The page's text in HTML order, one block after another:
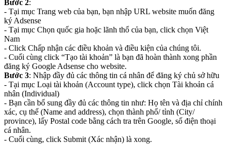
Bước 2:
- Tại mục Trang web của bạn, bạn nhập URL website muốn đăng
ký Adsense
- Tại mục Chọn quốc gia hoặc lãnh thổ của bạn, click chọn Việt
Nam
- Click Chấp nhận các điều khoản và điều kiện của chúng tôi.
- Cuối cùng click “Tạo tài khoản” là bạn đã hoàn thành xong phần
đăng ký Google Adsense cho website.
Bước 3: Nhập đầy đủ các thông tin cá nhân để đăng ký chủ sở hữu
- Tại mục Loại tài khoản (Account type), click chọn Tài khoản cá
nhân (Individual)
- Bạn cần bổ sung đầy đủ các thông tin như: Họ tên và địa chỉ chính
xác, cụ thể (Name and address), chọn thành phố/ tỉnh (City/
province), lấy Postal code bằng cách tra trên Google, số điện thoại
cá nhân.
- Cuối cùng, click Submit (Xác nhận) là xong.